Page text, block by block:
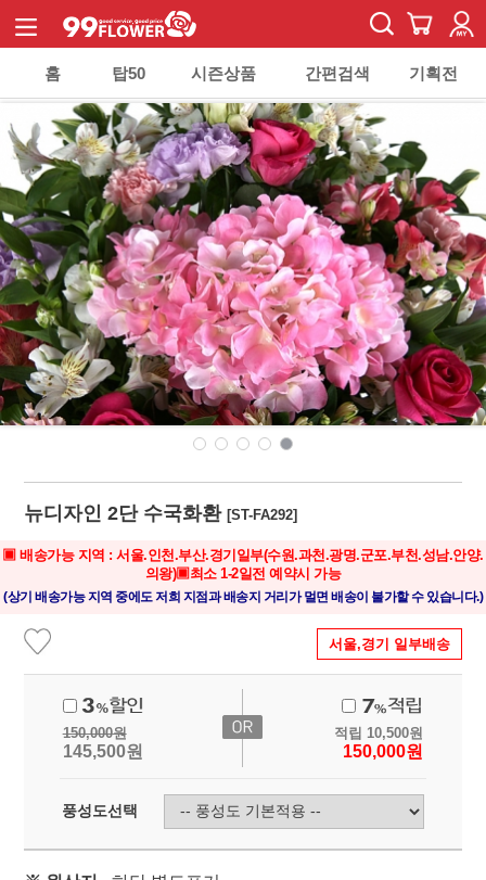
홈 탑50 시즌상품 간편검색 기획전
뉴디자인 2단 수국화환[ST-FA292]
▣ 배송가능 지역 : 서울.인천.부산.경기일부(수원.과천.광명.군포.부천.성남.안양.
의왕)▣최소 1-2일전 예약시 가능
(상기 배송가능 지역 중에도 저희 지점과 배송지 거리가 멀면 배송이 불가할 수 있습니다.)
서울,경기 일부배송
150,000원
145,500원
적립 10,500원
150,000원
풍성도선택